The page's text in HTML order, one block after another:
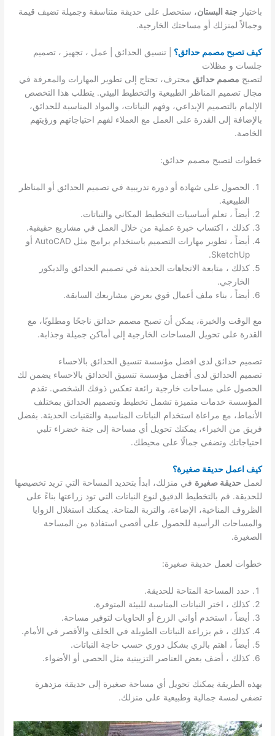
باختيار جنة البستان، ستحصل على حديقة متناسقة وجميلة تضيف قيمة
وجمالاً لمنزلك أو مساحتك الخارجية.
كيف تصبح مصمم حدائق؟ | تنسيق الحدائق | عمل ، تجهيز ، تصميم
جلسات و مظلات
لتصبح مصمم حدائق محترف، تحتاج إلى تطوير المهارات والمعرفة في
مجال تصميم المناظر الطبيعية والتخطيط البيئي. يتطلب هذا التخصص
الإلمام بالتصميم الإبداعي، وفهم النباتات، والمواد المناسبة للحدائق،
بالإضافة إلى القدرة على العمل مع العملاء لفهم احتياجاتهم ورؤيتهم
الخاصة.
خطوات لتصبح مصمم حدائق:
الحصول على شهادة أو دورة تدريبية في تصميم الحدائق أو المناظر
الطبيعية.
أيضاً ، تعلم أساسيات التخطيط المكاني والنباتات.
كذلك ، اكتساب خبرة عملية من خلال العمل في مشاريع حقيقية.
أيضاً ، تطوير مهارات التصميم باستخدام برامج مثل AutoCAD أو
SketchUp.
كذلك ، متابعة الاتجاهات الحديثة في تصميم الحدائق والديكور
الخارجي.
أيضاً ، بناء ملف أعمال قوي يعرض مشاريعك السابقة.
مع الوقت والخبرة، يمكن أن تصبح مصمم حدائق ناجحًا ومطلوبًا، مع
القدرة على تحويل المساحات الخارجية إلى أماكن جميلة وجذابة.
تصميم حدائق لدى افضل مؤسسة تنسيق الحدائق بالاحساء
تصميم الحدائق لدى أفضل مؤسسة تنسيق الحدائق بالاحساء يضمن لك
الحصول على مساحات خارجية رائعة تعكس ذوقك الشخصي. تقدم
المؤسسة خدمات متميزة تشمل تخطيط وتصميم الحدائق بمختلف
الأنماط، مع مراعاة استخدام النباتات المناسبة والتقنيات الحديثة. بفضل
فريق من الخبراء، يمكنك تحويل أي مساحة إلى جنة خضراء تلبي
احتياجاتك وتضفي جمالًا على محيطك.
كيف اعمل حديقة صغيرة؟
لعمل حديقة صغيرة في منزلك، ابدأ بتحديد المساحة التي تريد تخصيصها
للحديقة. قم بالتخطيط الدقيق لنوع النباتات التي تود زراعتها بناءً على
الظروف المناخية، الإضاءة، والتربة المتاحة. يمكنك استغلال الزوايا
والمساحات الرأسية للحصول على أقصى استفادة من المساحة
الصغيرة.
خطوات لعمل حديقة صغيرة:
حدد المساحة المتاحة للحديقة.
كذلك ، اختر النباتات المناسبة للبيئة المتوفرة.
أيضاً ، استخدم أواني الزرع أو الحاويات لتوفير مساحة.
كذلك ، قم بزراعة النباتات الطويلة في الخلف والأقصر في الأمام.
أيضاً ، اهتم بالري بشكل دوري حسب حاجة النباتات.
كذلك ، أضف بعض العناصر التزيينية مثل الحصى أو الأضواء.
بهذه الطريقة يمكنك تحويل أي مساحة صغيرة إلى حديقة مزدهرة
تضفي لمسة جمالية وطبيعية على منزلك.